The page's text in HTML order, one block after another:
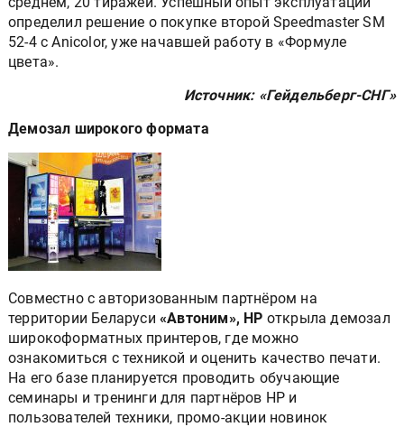
определил решение о покупке второй Speedmaster SM
52-4 с Anicolor, уже начавшей работу в «Формуле
цвета».
Источник: «Гейдельберг-СНГ»
Демозал широкого формата
Совместно с авторизованным партнёром на
территории Беларуси «Автоним», HP открыла демозал
широкоформатных принтеров, где можно
ознакомиться с техникой и оценить качество печати.
На его базе планируется проводить обучающие
семинары и тренинги для партнёров НР и
пользователей техники, промо-акции новинок